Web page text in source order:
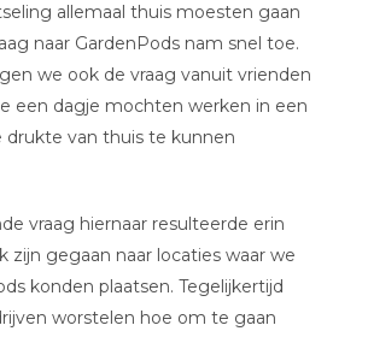
allemaal thuis moesten gaan
naar GardenPods nam snel toe.
we ook de vraag vanuit vrienden
een dagje mochten werken in een
drukte van thuis te kunnen
vraag hiernaar resulteerde erin
zijn gegaan naar locaties waar we
konden plaatsen. Tegelijkertijd
worstelen hoe om te gaan